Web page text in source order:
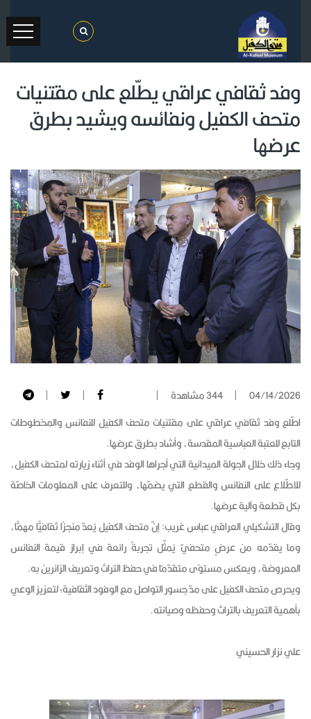
وفد ثقافي عراقي يطّلع على مقتنيات
متحف الكفيل ونفائسه ويشيد بطرق
عرضها
04/14/2026
344 مشاهدة
اطّلع وفد ثقافي عراقي على مقتنيات متحف الكفيل للنفائس والمخطوطات
التابع للعتبة العباسية المقدسة، وأشاد بطرق عرضها.
وجاء ذلك خلال الجولة الميدانية التي أجراها الوفد في أثناء زيارته لمتحف الكفيل،
للاطّلاع على النفائس والقطع التي يضمّها، وللتعرف على المعلومات الخاصّة
بكل قطعة وآلية عرضها.
وقال التشكيلي العراقي عباس غريب: إنّ متحف الكفيل يُعدّ منجزًا ثقافيًّا مهمًّا،
وما يقدّمه من عرضٍ متحفيّ يُمثّل تجربةً رائعة في إبراز قيمة النفائس
المعروضة، ويعكس مستوًى متقدّمًا في حفظ التراث وتعريف الزائرين به.
ويحرص متحف الكفيل على مدّ جسور التواصل مع الوفود الثقافية؛ لتعزيز الوعي
بأهمية التعريف بالتراث وحفظه وصيانته.
علي نزار الحسيني